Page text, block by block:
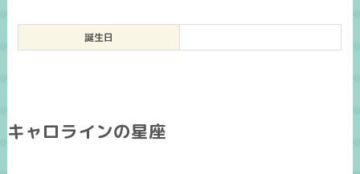
誕生日
キャロラインの星座